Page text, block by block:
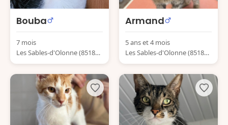
Bouba
7 mois
Les Sables-d'Olonne (85180)
France
Armand
5 ans et 4 mois
Les Sables-d'Olonne (85180)
France